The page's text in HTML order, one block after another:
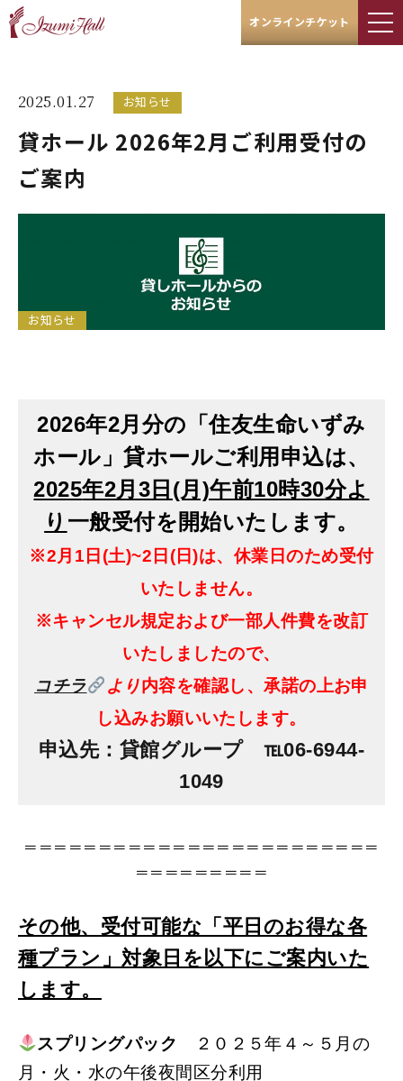
オンラインチケット
2025.01.27 お知らせ
貸ホール 2026年2月ご利用受付の
ご案内
お知らせ
2026年2月分の「住友生命いずみ
ホール」貸ホールご利用申込は、
2025年2月3日(月)午前10時30分よ
り 一般受付を開始いたします。
※2月1日(土)~2日(日)は、休業日のため受付
いたしません。
※キャンセル規定および一部人件費を改訂
いたしましたので、
コチラ
より内容を確認し、承諾の上お申
し込みお願いいたします。
申込先：貸館グループ ℡06-6944-
1049
＝＝＝＝＝＝＝＝＝＝＝＝＝＝＝＝＝＝＝＝＝＝＝＝
＝＝＝＝＝＝＝＝＝
その他、 受付可能な「平日のお得な各
種プラン」対象日を以下にご案内いた
します。
スプリングパック ２０２５年４～５月の
月・火・水の午後夜間区分利用